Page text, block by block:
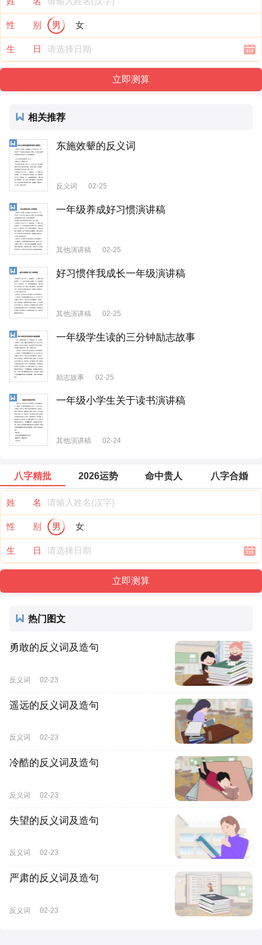
性 别 男 女
生 日
相关推荐
东施效颦的反义词
反义词 02-25
一年级养成好习惯演讲稿
其他演讲稿 02-25
好习惯伴我成长一年级演讲稿
其他演讲稿 02-25
一年级学生读的三分钟励志故事
励志故事 02-25
一年级小学生关于读书演讲稿
其他演讲稿 02-24
八字精批 2026运势 命中贵人 八字合婚
姓 名
性 别 男 女
生 日
热门图文
勇敢的反义词及造句
反义词 02-23
遥远的反义词及造句
反义词 02-23
冷酷的反义词及造句
反义词 02-23
失望的反义词及造句
反义词 02-23
严肃的反义词及造句
反义词 02-23